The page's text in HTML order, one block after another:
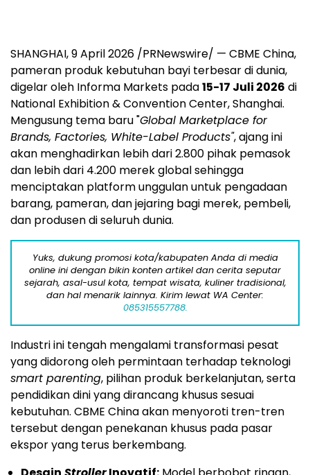
SHANGHAI,9 April 2026 /PRNewswire/ — CBME China,
pameran produk kebutuhan bayi terbesar di dunia,
digelar oleh Informa Markets pada15-17 Juli 2026 di
National Exhibition & Convention Center, Shanghai.
Mengusung tema baru "Global Marketplace for
Brands, Factories, White-Label Products", ajang ini
akan menghadirkan lebih dari 2.800 pihak pemasok
dan lebih dari 4.200 merek global sehingga
menciptakan platform unggulan untuk pengadaan
barang, pameran, dan jejaring bagi merek, pembeli,
dan produsen di seluruh dunia.
Yuks, dukung promosi kota/kabupaten Anda di media
online ini dengan bikin konten artikel dan cerita seputar
sejarah, asal-usul kota, tempat wisata, kuliner tradisional,
dan hal menarik lainnya. Kirim lewat WA Center:
085315557788.
Industri ini tengah mengalami transformasi pesat
yang didorong oleh permintaan terhadap teknologi
smart parenting, pilihan produk berkelanjutan, serta
pendidikan dini yang dirancang khusus sesuai
kebutuhan. CBME China akan menyoroti tren-tren
tersebut dengan penekanan khusus pada pasar
ekspor yang terus berkembang.